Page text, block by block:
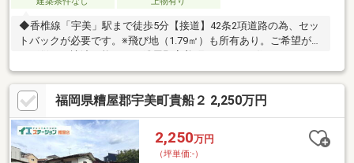
◆香椎線「宇美」駅まで徒歩5分【接道】42条2項道路の為、セッ
トバックが必要です。※飛び地（1.79㎡）も所有あり。ご希望があ
住み心地も快適な「宇美町宇美1丁目土地」はいかがでしょうか。
徒歩7分の距離に小学校があるのも魅力。ぜひご検討してみてはい
かがでしょうか。香椎線宇美周辺は住環境も整っており、不動産
購入にお薦めです。糟屋郡宇美町エリアの不動産情報は、当社に
ぜひお問い合わせください。ご連絡お待ちしております。
福岡県糟屋郡宇美町貴船２ 2,250万円
2,250万円
（坪単価:-）